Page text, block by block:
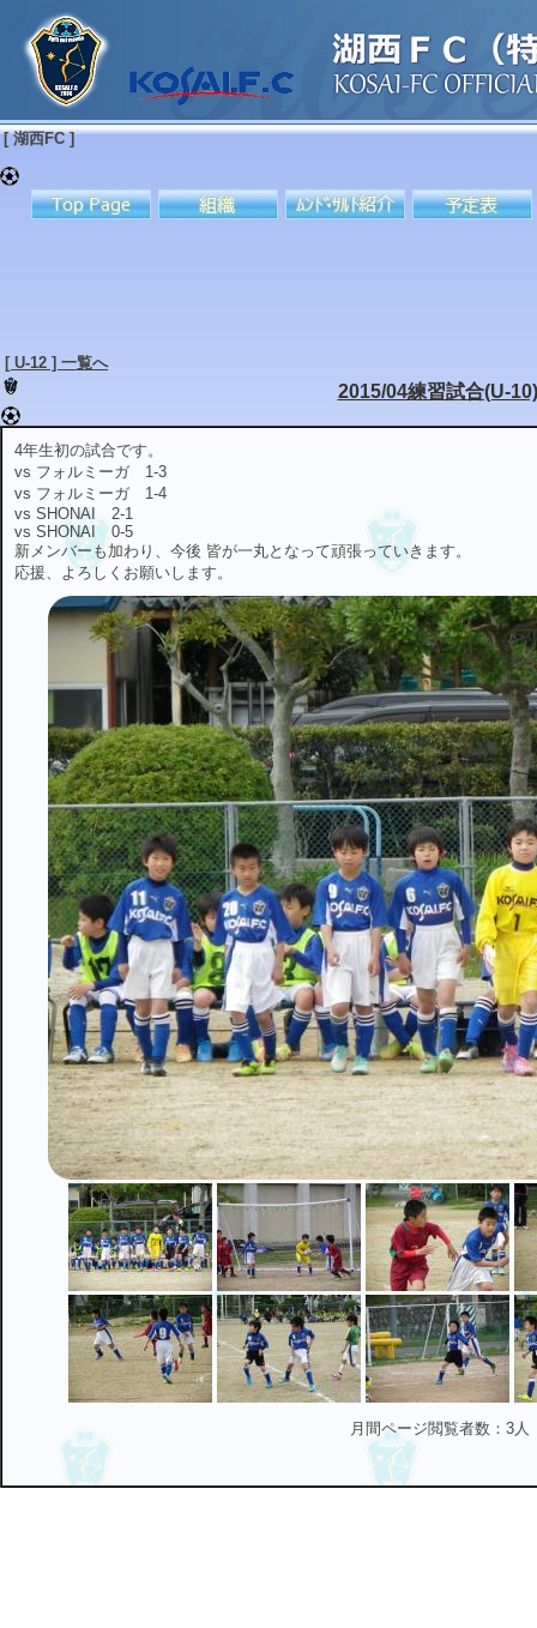
[ 湖西FC ]
[ U-12 ] 一覧へ
2015/04練習試合(U-10)
4年生初の試合です。
vs フォルミーガ 1-3
vs フォルミーガ 1-4
vs SHONAI 2-1
vs SHONAI 0-5
新メンバーも加わり、今後 皆が一丸となって頑張っていきます。
応援、よろしくお願いします。
月間ページ閲覧者数：3人